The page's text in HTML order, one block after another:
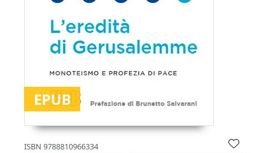
EPUB
ISBN 9788810966334